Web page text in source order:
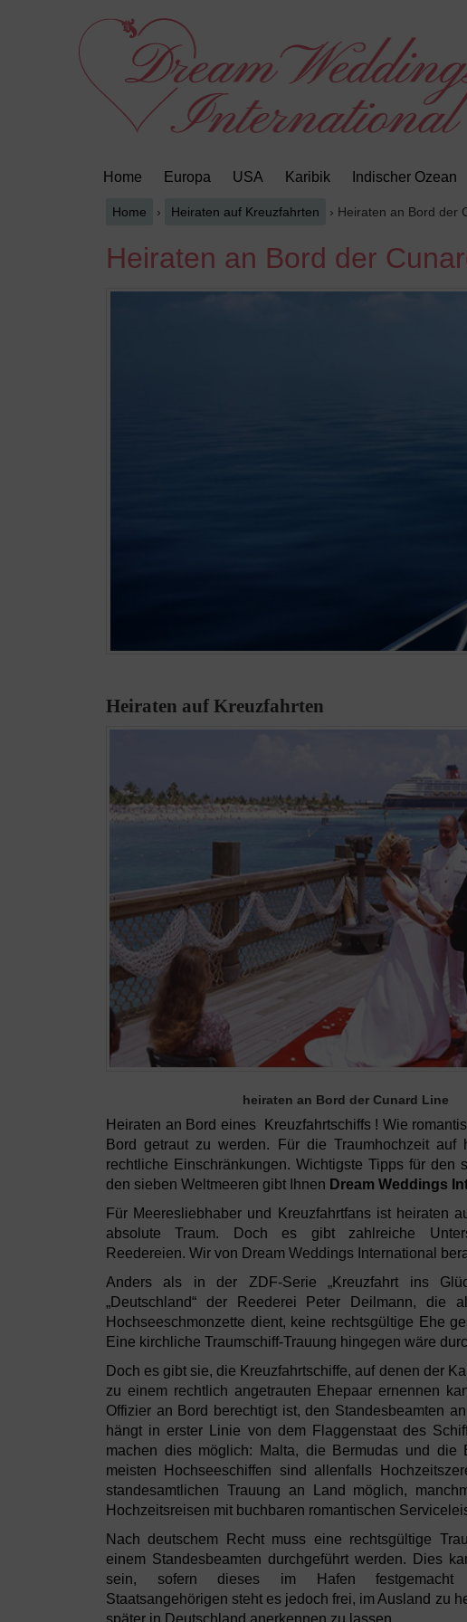
Home Europa USA Karibik Indischer Ozean
Home › Heiraten auf Kreuzfahrten › Heiraten an Bord der
Heiraten an Bord der
Heiraten auf Kreuzfahrten
heiraten an Bord der Cunard Line
Heiraten an Bord eines Kreuzfahrtschiffs ! Wie
Bord getraut zu werden. Für die Traumhochzeit auf
rechtliche Einschränkungen. Wichtigste Tipps für den
den sieben Weltmeeren gibt Ihnen Dream Weddings
Für Meeresliebhaber und Kreuzfahrtfans ist heiraten
absolute Traum. Doch es gibt zahlreiche
Reedereien. Wir von Dream Weddings International
Anders als in der ZDF-Serie „Kreuzfahrt ins
„Deutschland“ der Reederei Peter Deilmann, die
Hochseeschmonzette dient, keine rechtsgültige Ehe
Eine kirchliche Traumschiff-Trauung hingegen wäre
Doch es gibt sie, die Kreuzfahrtschiffe, auf denen der
zu einem rechtlich angetrauten Ehepaar ernennen
Offizier an Bord berechtigt ist, den Standesbeamten
hängt in erster Linie von dem Flaggenstaat des
machen dies möglich: Malta, die Bermudas und die
meisten Hochseeschiffen sind allenfalls
standesamtlichen Trauung an Land möglich,
Hochzeitsreisen mit buchbaren romantischen
Nach deutschem Recht muss eine rechtsgültige
einem Standesbeamten durchgeführt werden. Dies
sein, sofern dieses im Hafen festgemacht
Staatsangehörigen steht es jedoch frei, im Ausland zu